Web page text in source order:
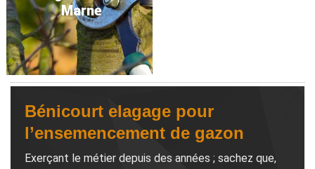
Marne
Bénicourt elagage pour
l’ensemencement de gazon
Exerçant le métier depuis des années ; sachez que,